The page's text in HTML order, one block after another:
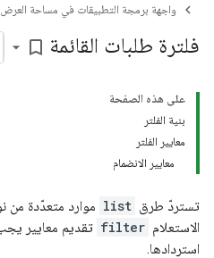
واجهة برمجة التطبيقات في مساحة العرض
فلترة طلبات القائمة bookmark_border
على هذه الصفحة
بنية الفلتر
معايير الفلتر
معايير الانضمام
تستردّ طرق list موارد متعدّدة من
الاستعلام filter تقديم معايير
استردادها.